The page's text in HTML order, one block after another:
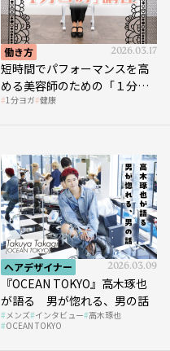
働き方 2026.03.17
短時間でパフォーマンスを高
める美容師のための「１分ヨ
ガ」講座｜実践編
1分ヨガ 健康
ヘアデザイナー 2026.03.09
『OCEAN TOKYO』高木琢也
が語る 男が惚れる、男の話
メンズ インタビュー 高木琢也
OCEAN TOKYO